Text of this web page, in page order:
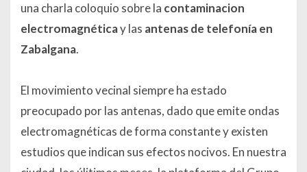
una charla coloquio sobre la contaminacion
electromagnéticay las antenas de telefonía en
Zabalgana.
El movimiento vecinal siempre ha estado
preocupado por las antenas, dado que emite ondas
electromagnéticas de forma constante y existen
estudios que indican sus efectos nocivos. En nuestra